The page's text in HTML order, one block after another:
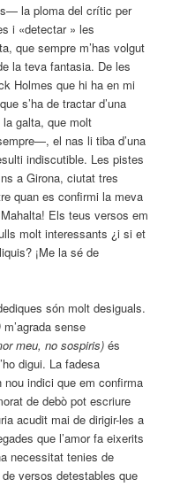
la ploma del crític per
i «detectar » les
que sempre m’has volgut
la teva fantasia. De les
Holmes que hi ha en mi
s’ha de tractar d’una
galta, que molt
el nas li tiba d’una
indiscutible. Les pistes
a Girona, ciutat tres
quan es confirmi la meva
Els teus versos em
molt interessants ¿i si et
¡Me la sé de
són molt desiguals.
m’agrada sense
meu, no sospiris)és
digui. La fadesa
nou indici que em confirma
de debò pot escriure
acudit mai de dirigir-les a
que l’amor fa eixerits
necessitat tenies de
de versos detestables que